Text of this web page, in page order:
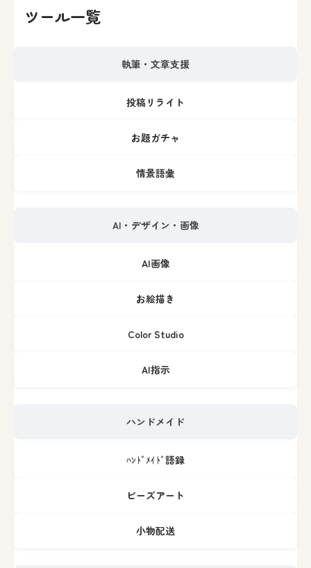
ツール一覧
執筆・文章支援
投稿リライト
お題ガチャ
情景語彙
AI・デザイン・画像
AI画像
お絵描き
Color Studio
AI指示
ハンドメイド
ﾊﾝﾄﾞﾒｲﾄﾞ語録
ビーズアート
小物配送